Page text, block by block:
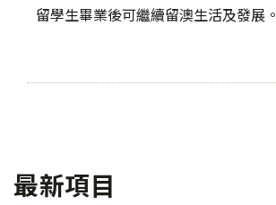
留學生畢業後可繼續留澳生活及發展。
最新項目